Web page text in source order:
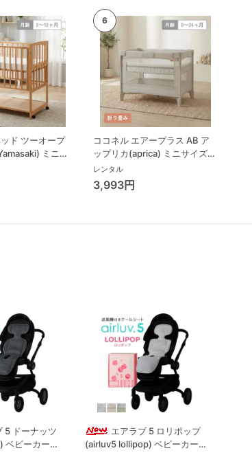
ド ツーオープ
ミニサ
ベビーベッド
ココネル エアープラス AB ア
ップリカ(aprica) ミニサイズ/
コンパクトベビーベッド
レンタル
3,993円
5 ドーナッツ
ビーカーそ
エアラブ 5 ロリポップ
(airluv5 lollipop) ベビーカーそ